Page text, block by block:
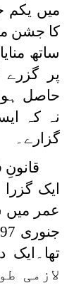
میں یکم
کا جشن
ساتھ
پر
حاصل
نہ کہ
گزارے۔
ایک
عمر میں
لازمی